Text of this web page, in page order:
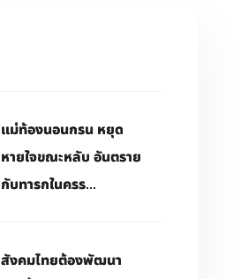
แม่ท้องนอนกรน หยุด
หายใจขณะหลับ อันตราย
กับทารกในครร...
สังคมไทยต้องพัฒนา